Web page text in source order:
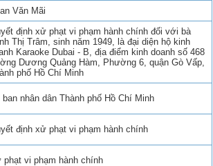
Văn Mãi
định xử phạt vi phạm hành chính đối với bà
Thị Trâm, sinh năm 1949, là đại diện hộ kinh
Karaoke Dubai - B, địa điểm kinh doanh số 468
Dương Quảng Hàm, Phường 6, quận Gò Vấp,
phố Hồ Chí Minh
ban nhân dân Thành phố Hồ Chí Minh
định xử phạt vi phạm hành chính
phạt vi phạm hành chính